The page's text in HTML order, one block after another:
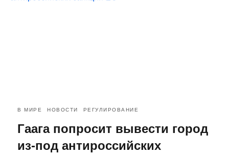
В МИРЕ НОВОСТИ РЕГУЛИРОВАНИЕ
Гаага попросит вывести город
из-под антироссийских